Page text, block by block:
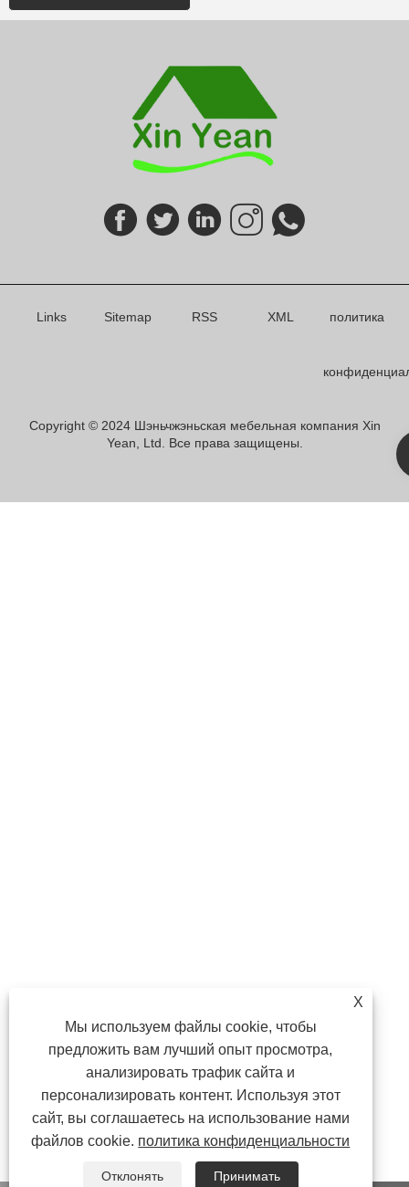
X
Мы используем файлы cookie, чтобы
предложить вам лучший опыт просмотра,
анализировать трафик сайта и
персонализировать контент. Используя этот
сайт, вы соглашаетесь на использование нами
файлов cookie. политика конфиденциальности
Отклонять Принимать
Links Sitemap RSS XML политика
Copyright © 2024 Шэньчжэньская мебельная компания Xin
Yean, Ltd. Все права защищены.